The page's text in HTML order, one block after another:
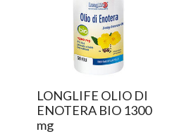
LONGLIFE OLIO DI
ENOTERA BIO 1300
mg